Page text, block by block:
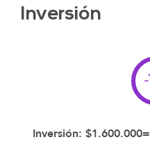
Inversión
Inversión: $1.600.000=